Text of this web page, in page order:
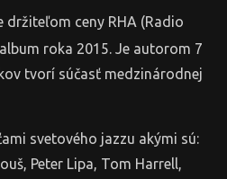
držiteľom ceny RHA (Radio
roka 2015. Je autorom 7
tvorí súčasť medzinárodnej
svetového jazzu akými sú:
Peter Lipa, Tom Harrell,